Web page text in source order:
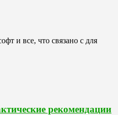
и все, что связано с для
рекомендации